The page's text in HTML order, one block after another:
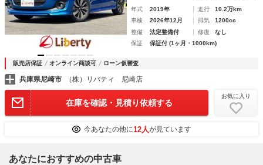
年式 2019年 走行
10.2万km
車検
2026年12月 排気
1200cc
整備
法定整備付 修復
なし
保証
保証付 (1ヶ月・1000km)
販売店保証 オンライン商談可 ローン仮審査
兵庫県尼崎市 （株）リバティ 尼崎店
在庫を確認・見積り依頼する
お気に入り
今あなたの他に12人が見ています
あなたにおすすめの中古車